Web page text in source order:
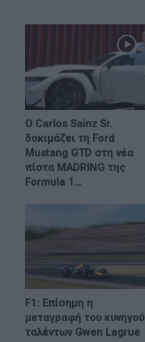
Ο Carlos Sainz Sr.
δοκιμάζει τη Ford
Mustang GTD στη νέα
πίστα MADRING της
Formula 1…
F1: Επίσημη η
μεταγραφή του κυνηγού
ταλέντων Gwen Lagrue